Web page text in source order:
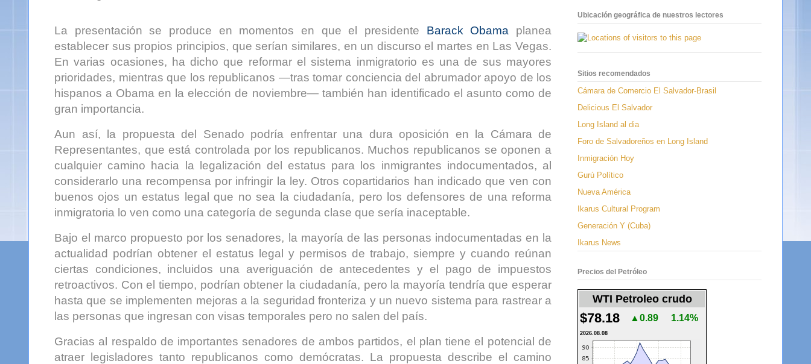
La presentación se produce en momentos en que el presidente Barack Obama planea
establecer sus propios principios, que serían similares, en un discurso el martes en Las Vegas.
En varias ocasiones, ha dicho que reformar el sistema inmigratorio es una de sus mayores
prioridades, mientras que los republicanos —tras tomar conciencia del abrumador apoyo de los
hispanos a Obama en la elección de noviembre— también han identificado el asunto como de
gran importancia.
Aun así, la propuesta del Senado podría enfrentar una dura oposición en la Cámara de
Representantes, que está controlada por los republicanos. Muchos republicanos se oponen a
cualquier camino hacia la legalización del estatus para los inmigrantes indocumentados, al
considerarlo una recompensa por infringir la ley. Otros copartidarios han indicado que ven con
buenos ojos un estatus legal que no sea la ciudadanía, pero los defensores de una reforma
inmigratoria lo ven como una categoría de segunda clase que sería inaceptable.
Bajo el marco propuesto por los senadores, la mayoría de las personas indocumentadas en la
actualidad podrían obtener el estatus legal y permisos de trabajo, siempre y cuando reúnan
ciertas condiciones, incluidos una averiguación de antecedentes y el pago de impuestos
retroactivos. Con el tiempo, podrían obtener la ciudadanía, pero la mayoría tendría que esperar
hasta que se implementen mejoras a la seguridad fronteriza y un nuevo sistema para rastrear a
las personas que ingresan con visas temporales pero no salen del país.
Gracias al respaldo de importantes senadores de ambos partidos, el plan tiene el potencial de
atraer legisladores tanto republicanos como demócratas. La propuesta describe el camino
Ubicación geográfica de nuestros lectores
Sitios recomendados
Cámara de Comercio El Salvador-Brasil
Delicious El Salvador
Long Island al dia
Foro de Salvadoreños en Long Island
Inmigración Hoy
Gurú Político
Nueva América
Ikarus Cultural Program
Generación Y (Cuba)
Ikarus News
Precios del Petróleo
WTI Petroleo crudo
$78.18 ▲0.89 1.14%
2026.08.08